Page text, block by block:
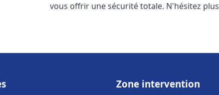
vous offrir une sécurité totale. N'hésitez
Zone intervention